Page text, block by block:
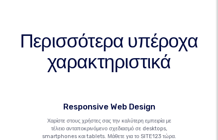
Περισσότερα υπέροχα
χαρακτηριστικά
Responsive Web Design
Χαρίστε στους χρήστες σας την καλύτερη εμπειρία με
τέλειο ανταποκρινόμενο σχεδιασμό σε desktops,
smartphones και tablets. Μάθετε για το SITE123 τώρα.